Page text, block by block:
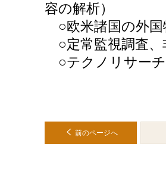
容の解析）
○欧米諸国の外国
○定常監視調査、
○テクノリサーチ
前のページへ